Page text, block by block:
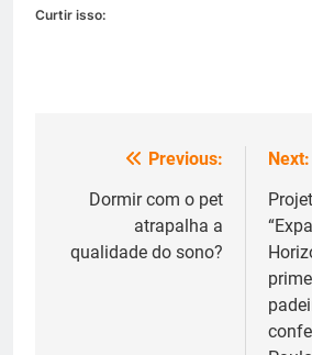
Curtir isso:
Navegação
Post
Previous:
Dormir com o pet
atrapalha a
qualidade do sono?
Next: